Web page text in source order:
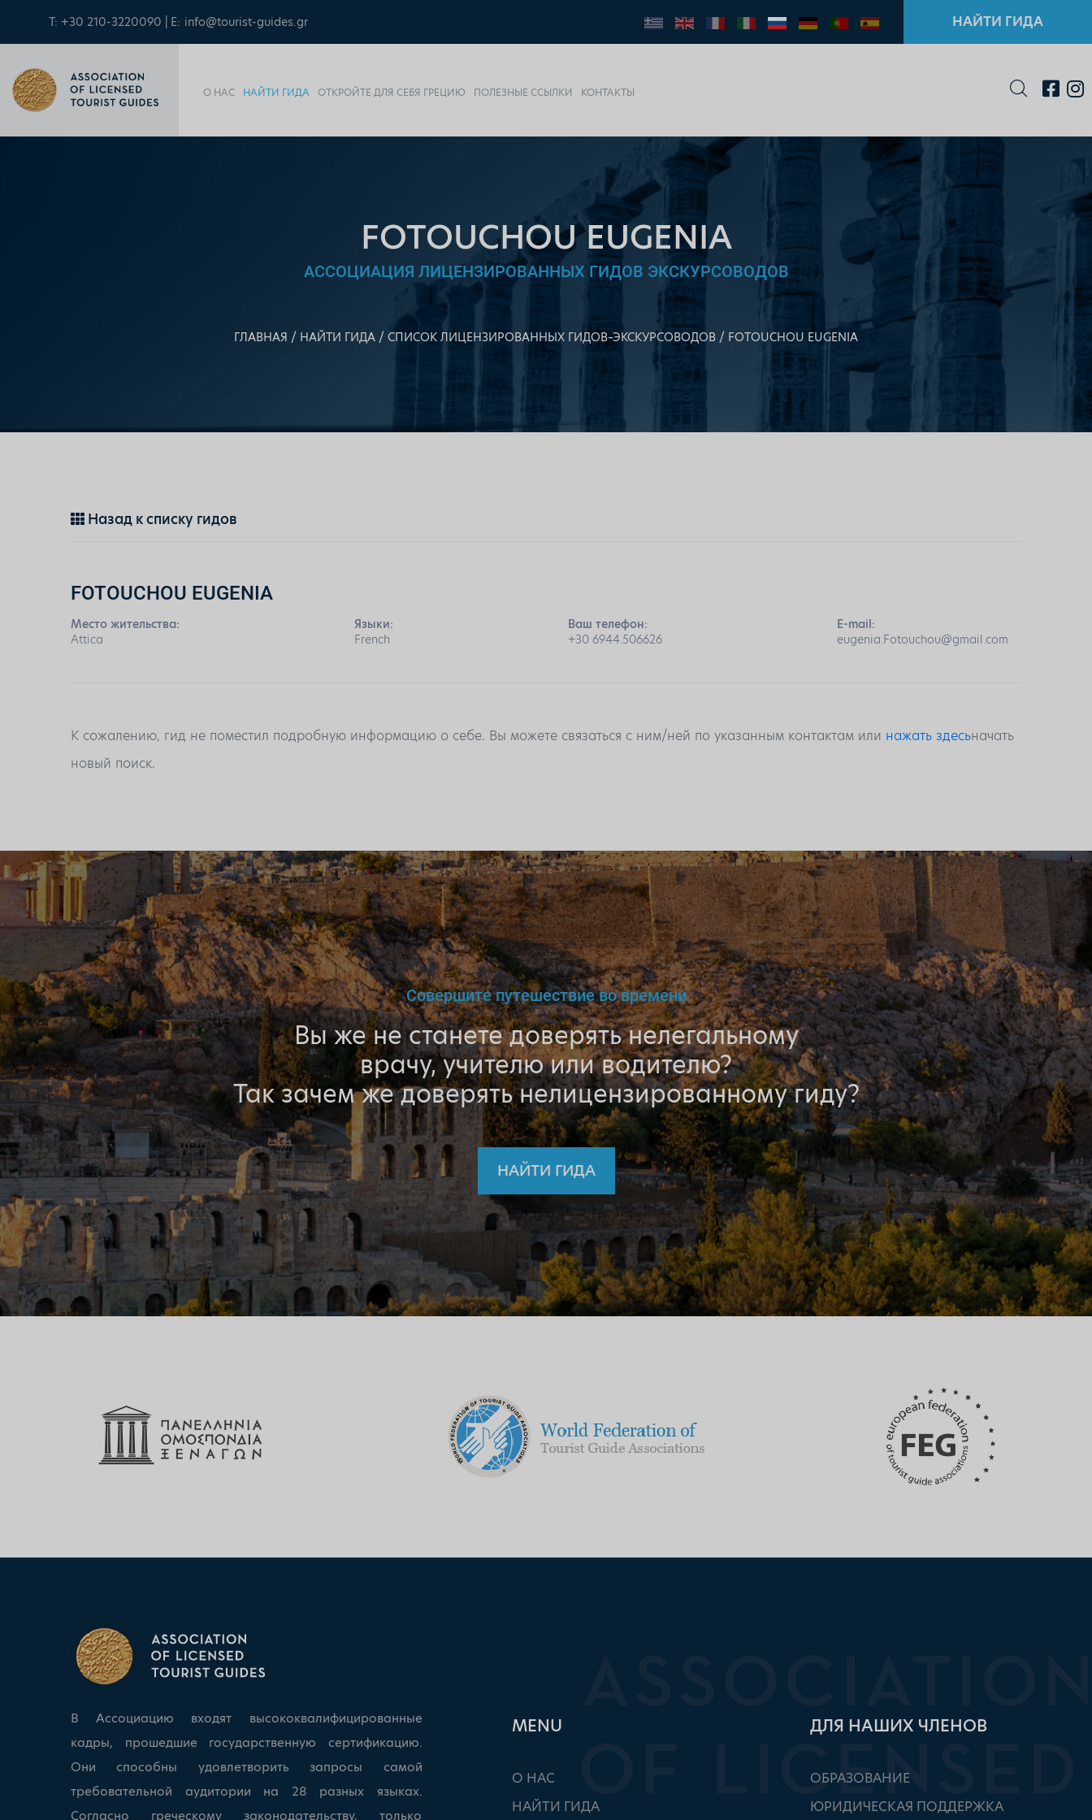
T: +30 210-3220090 | E: info@tourist-guides.gr НАЙТИ ГИДА
О НАС НАЙТИ ГИДА ОТКРОЙТЕ ДЛЯ СЕБЯ ГРЕЦИЮ ПОЛЕЗНЫЕ ССЫЛКИ КОНТАКТЫ
FOTOUCHOU EUGENIA
АССОЦИАЦИЯ ЛИЦЕНЗИРОВАННЫХ ГИДОВ ЭКСКУРСОВОДОВ
ГЛАВНАЯ НАЙТИ ГИДА СПИСОК ЛИЦЕНЗИРОВАННЫХ ГИДОВ–ЭКСКУРСОВОДОВ FOTOUCHOU EUGENIA
Назад к списку гидов
FOTOUCHOU EUGENIA
Место жительства:
Attica
Языки:
French
Ваш телефон:
+30 6944.506626
E-mail:
eugenia.Fotouchou@gmail.com
К сожалению, гид не поместил подробную информацию о себе. Вы можете связаться с ним/ней по указанным контактам или нажать здесьначать
новый поиск.
Совершите путешествие во времени
Вы же не станете доверять нелегальному
врачу, учителю или водителю?
Так зачем же доверять нелицензированному гиду?
НАЙТИ ГИДА
В Ассоциацию входят высококвалифицированные
кадры, прошедшие государственную сертификацию.
Они способны удовлетворить запросы самой
требовательной аудитории на 28 разных языках.
Согласно греческому законодательству, только
ΜΕΝU
О НАС
НАЙТИ ГИДА
ДЛЯ НАШИХ ЧЛЕНОВ
ОБРАЗОВАНИЕ
ЮРИДИЧЕСКАЯ ПОДДЕРЖКА